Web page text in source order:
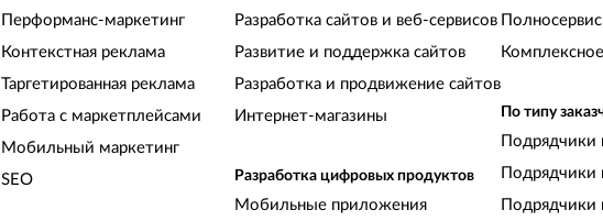
Перформанс-маркетинг
Контекстная реклама
Таргетированная реклама
Работа с маркетплейсами
Мобильный маркетинг
SEO
Разработка сайтов и веб-сервисов
Развитие и поддержка сайтов
Разработка и продвижение сайтов
Интернет-магазины
Разработка цифровых продуктов
Мобильные приложения
По типу
Подрядчики
Подрядчики
Подрядчики